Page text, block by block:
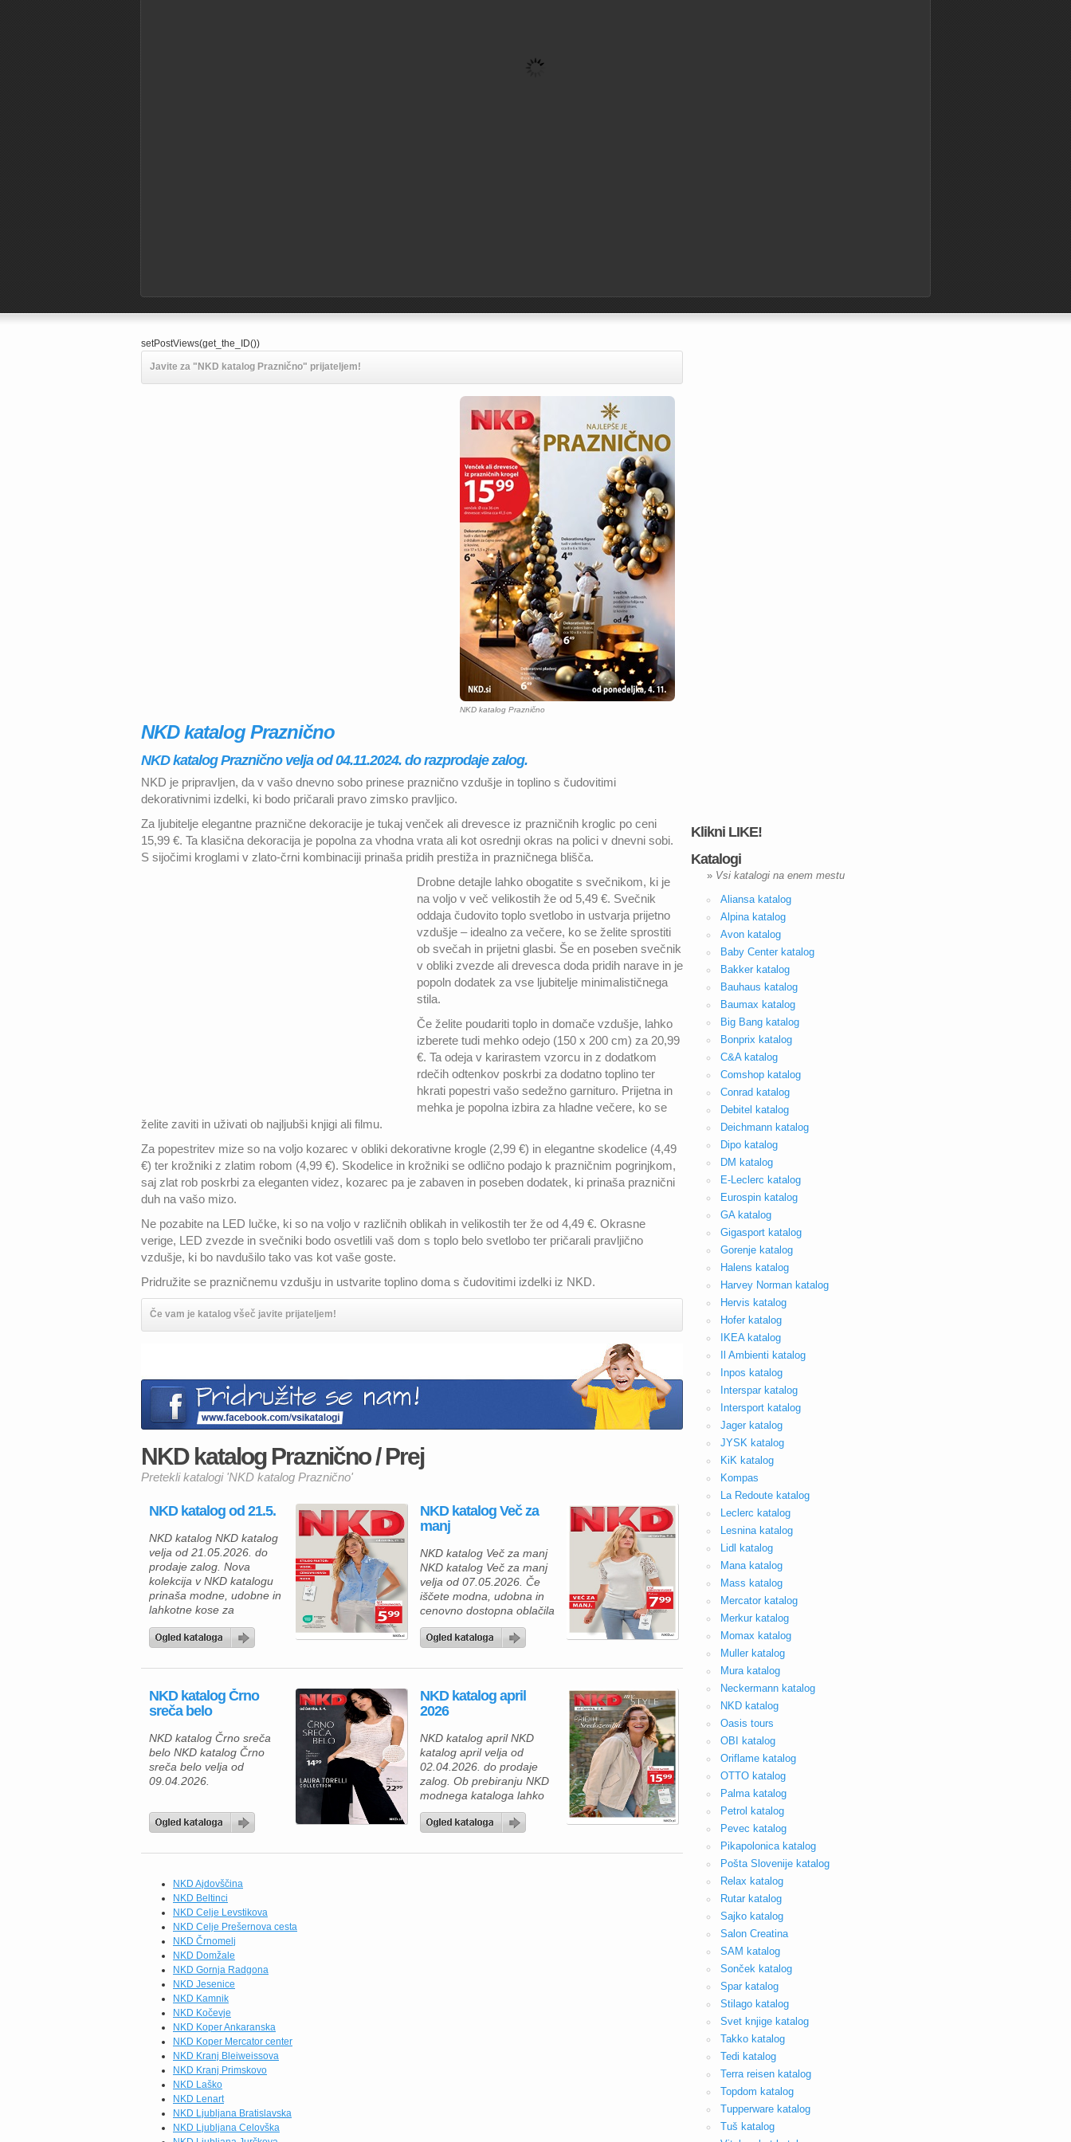
setPostViews(get_the_ID())
Javite za "NKD katalog Praznično" prijateljem!
NKD katalog Praznično
NKD katalog Praznično
NKD katalog Praznično velja od 04.11.2024. do razprodaje zalog.
NKD je pripravljen, da v vašo dnevno sobo prinese praznično vzdušje in toplino s čudovitimi
dekorativnimi izdelki, ki bodo pričarali pravo zimsko pravljico.
Za ljubitelje elegantne praznične dekoracije je tukaj venček ali drevesce iz prazničnih kroglic po ceni
15,99 €. Ta klasična dekoracija je popolna za vhodna vrata ali kot osrednji okras na polici v dnevni sobi.
S sijočimi kroglami v zlato-črni kombinaciji prinaša pridih prestiža in prazničnega blišča.
Drobne detajle lahko obogatite s svečnikom, ki je
na voljo v več velikostih že od 5,49 €. Svečnik
oddaja čudovito toplo svetlobo in ustvarja prijetno
vzdušje – idealno za večere, ko se želite sprostiti
ob svečah in prijetni glasbi. Še en poseben svečnik
v obliki zvezde ali drevesca doda pridih narave in je
popoln dodatek za vse ljubitelje minimalističnega
stila.
Če želite poudariti toplo in domače vzdušje, lahko
izberete tudi mehko odejo (150 x 200 cm) za 20,99
€. Ta odeja v karirastem vzorcu in z dodatkom
rdečih odtenkov poskrbi za dodatno toplino ter
hkrati popestri vašo sedežno garnituro. Prijetna in
mehka je popolna izbira za hladne večere, ko se
želite zaviti in uživati ob najljubši knjigi ali filmu.
Za popestritev mize so na voljo kozarec v obliki dekorativne krogle (2,99 €) in elegantne skodelice (4,49
€) ter krožniki z zlatim robom (4,99 €). Skodelice in krožniki se odlično podajo k prazničnim pogrinjkom,
saj zlat rob poskrbi za eleganten videz, kozarec pa je zabaven in poseben dodatek, ki prinaša praznični
duh na vašo mizo.
Ne pozabite na LED lučke, ki so na voljo v različnih oblikah in velikostih ter že od 4,49 €. Okrasne
verige, LED zvezde in svečniki bodo osvetlili vaš dom s toplo belo svetlobo ter pričarali pravljično
vzdušje, ki bo navdušilo tako vas kot vaše goste.
Pridružite se prazničnemu vzdušju in ustvarite toplino doma s čudovitimi izdelki iz NKD.
Če vam je katalog všeč javite prijateljem!
NKD katalog Praznično / Prej
Pretekli katalogi 'NKD katalog Praznično'
NKD katalog od 21.5.
NKD katalog NKD katalog
velja od 21.05.2026. do
prodaje zalog. Nova
kolekcija v NKD katalogu
prinaša modne, udobne in
lahkotne kose za
ki so kot nalašč za
Katalog navdušuje z
modernimi kroji in
prijetnimi barvami,
izpolnjujejo standard
OEKO-TEX Standard 100,
kar pomeni, da […]
NKD katalog Več za
manj
NKD katalog Več za manj
NKD katalog Več za manj
velja od 07.05.2026. Če
iščete modna, udobna in
cenovno dostopna oblačila
za vsakdan, vas bo NKD
aktualna ponudba trgovine
Kolekcija prinaša lahkotne
in prijetne barve, ki so
popolna izbira za
Posebej izstopajo izdelki iz
lana […]
NKD katalog Črno
sreča belo
NKD katalog Črno sreča
belo NKD katalog Črno
sreča belo velja od
09.04.2026.
NKD katalog april
2026
NKD katalog april NKD
katalog april velja od
02.04.2026. do prodaje
zalog. Ob prebiranju NKD
modnega kataloga lahko
hitro opazite, da gre za
zelo privlačno ponudbo
sodobni kroji, udobni
NKD Ajdovščina
NKD Beltinci
NKD Celje Levstikova
NKD Celje Prešernova cesta
NKD Črnomelj
NKD Domžale
NKD Gornja Radgona
NKD Jesenice
NKD Kamnik
NKD Kočevje
NKD Koper Ankaranska
NKD Koper Mercator center
NKD Kranj Bleiweissova
NKD Kranj Primskovo
NKD Laško
NKD Lenart
NKD Ljubljana Bratislavska
NKD Ljubljana Celovška
Klikni LIKE!
Katalogi
» Vsi katalogi na enem mestu
Aliansa katalog
Alpina katalog
Avon katalog
Baby Center katalog
Bakker katalog
Bauhaus katalog
Baumax katalog
Big Bang katalog
Bonprix katalog
C&A katalog
Comshop katalog
Conrad katalog
Debitel katalog
Deichmann katalog
Dipo katalog
DM katalog
E-Leclerc katalog
Eurospin katalog
GA katalog
Gigasport katalog
Gorenje katalog
Halens katalog
Harvey Norman katalog
Hervis katalog
Hofer katalog
IKEA katalog
Il Ambienti katalog
Inpos katalog
Interspar katalog
Intersport katalog
Jager katalog
JYSK katalog
KiK katalog
Kompas
La Redoute katalog
Leclerc katalog
Lesnina katalog
Lidl katalog
Mana katalog
Mass katalog
Mercator katalog
Merkur katalog
Momax katalog
Muller katalog
Mura katalog
Neckermann katalog
NKD katalog
Oasis tours
OBI katalog
Oriflame katalog
OTTO katalog
Palma katalog
Petrol katalog
Pevec katalog
Pikapolonica katalog
Pošta Slovenije katalog
Relax katalog
Rutar katalog
Sajko katalog
Salon Creatina
SAM katalog
Sonček katalog
Spar katalog
Stilago katalog
Svet knjige katalog
Takko katalog
Tedi katalog
Terra reisen katalog
Topdom katalog
Tupperware katalog
Tuš katalog